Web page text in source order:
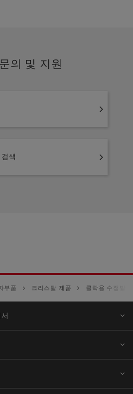
문의 및 지원
색
부품 크리스탈 제품 클락용 수정발